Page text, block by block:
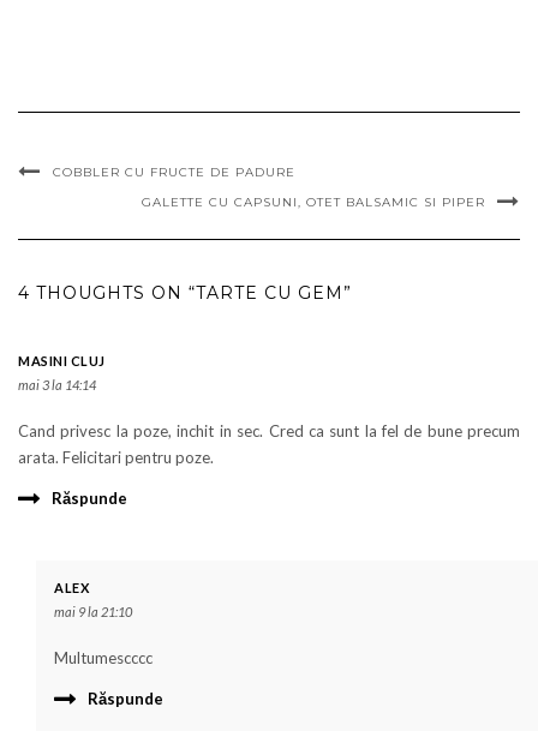
COBBLER CU FRUCTE DE PADURE
GALETTE CU CAPSUNI, OTET BALSAMIC SI PIPER
4 THOUGHTS ON “TARTE CU GEM”
MASINI CLUJ
mai 3 la 14:14
Cand privesc la poze, inchit in sec. Cred ca sunt la fel de bune precum
arata. Felicitari pentru poze.
Răspunde
ALEX
mai 9 la 21:10
Multumescccc
Răspunde